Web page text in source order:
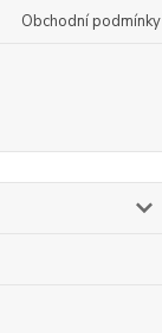
Obchodní podmínky